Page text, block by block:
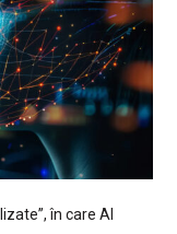
în care AI